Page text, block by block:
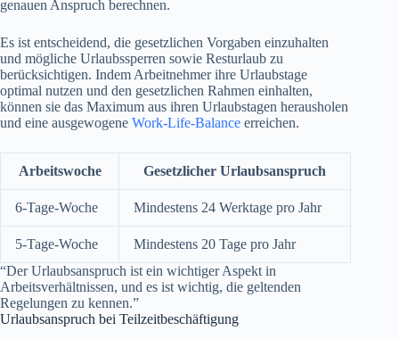
genauen Anspruch berechnen.
Es ist entscheidend, die gesetzlichen Vorgaben einzuhalten
und mögliche Urlaubssperren sowie Resturlaub zu
berücksichtigen. Indem Arbeitnehmer ihre Urlaubstage
optimal nutzen und den gesetzlichen Rahmen einhalten,
können sie das Maximum aus ihren Urlaubstagen herausholen
und eine ausgewogene Work-Life-Balance erreichen.
Arbeitswoche Gesetzlicher Urlaubsanspruch
6-Tage-Woche Mindestens 24 Werktage pro Jahr
5-Tage-Woche
Mindestens 20 Tage pro Jahr
“Der Urlaubsanspruch ist ein wichtiger Aspekt in
Arbeitsverhältnissen, und es ist wichtig, die geltenden
Regelungen zu kennen.”
Urlaubsanspruch bei Teilzeitbeschäftigung